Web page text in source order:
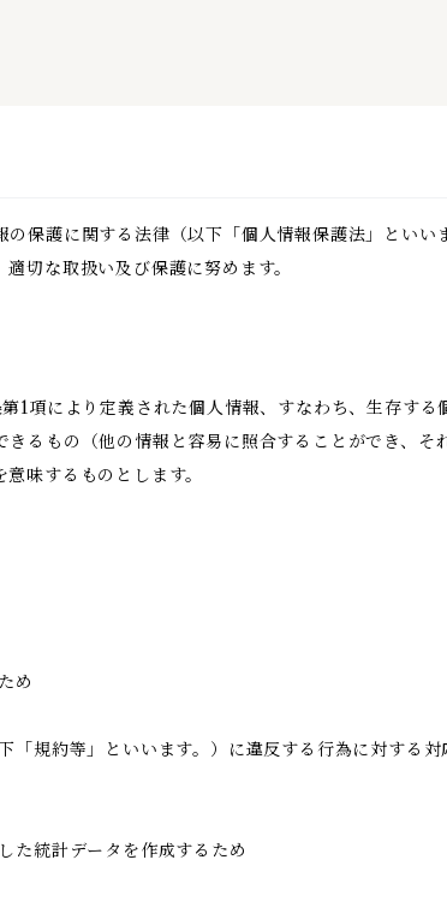
保護に関する法律（以下「個人情報保護法」といい
切な取扱い及び保護に努めます。
1項により定義された個人情報、すなわち、生存す
るもの（他の情報と容易に照合することができ、そ
味するものとします。
め
「規約等」といいます。）に違反する行為に対する対
た統計データを作成するため